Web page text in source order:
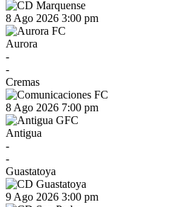
8 Ago 2026 3:00 pm
Aurora
-
-
Cremas
8 Ago 2026 7:00 pm
Antigua
-
-
Guastatoya
9 Ago 2026 3:00 pm